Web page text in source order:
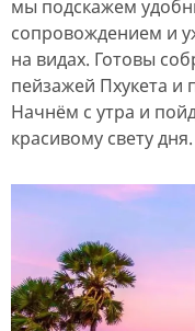
мы подскажем
сопровождением и
на видах. Готовы
пейзажей Пхукета и
Начнём с утра и
красивому свету дня.